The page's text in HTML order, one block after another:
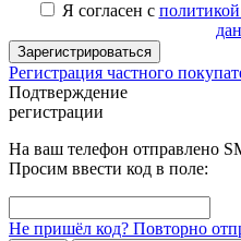
Я согласен с
Зарегистрироваться
Регистрация частного
Подтверждение
регистрации
На ваш телефон отправлено
Просим ввести код в поле:
Не пришёл код? Повторно